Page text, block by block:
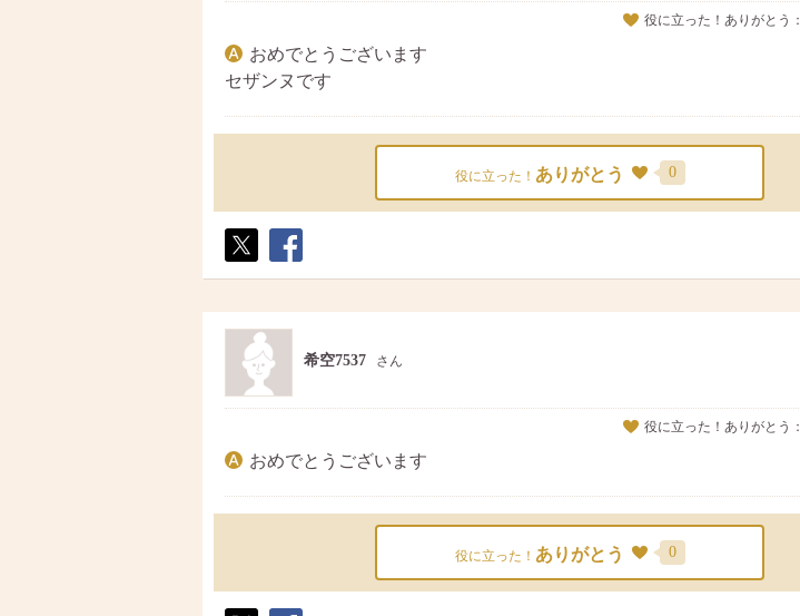
役に立った！ありがとう：
おめでとうございます
セザンヌです
役に立った！ ありがとう 0
ト
ア
希空7537 さん
役に立った！ありがとう：
おめでとうございます
役に立った！ ありがとう 0